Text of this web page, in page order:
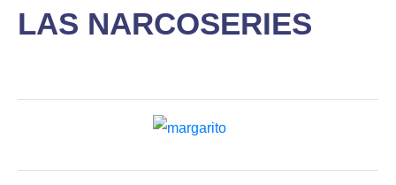
LAS NARCOSERIES